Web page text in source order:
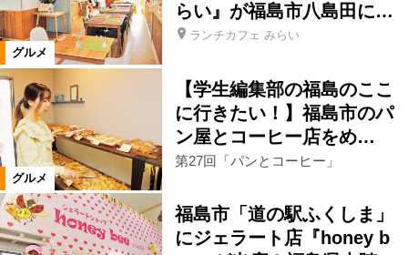
仙台市 米沢市 高畠町
福島市郊外 福島市市街地
カテゴリ
洋食 中国料理・台湾料理
韓国料理 カレー 餃子
グルメ
らい』が福島市八島田に…
ランチカフェ みらい
グルメ
【学生編集部の福島のここ
に行きたい！】福島市のパ
ン屋とコーヒー店をめ…
第27回「パンとコーヒー」
福島市「道の駅ふくしま」
にジェラート店『honey b